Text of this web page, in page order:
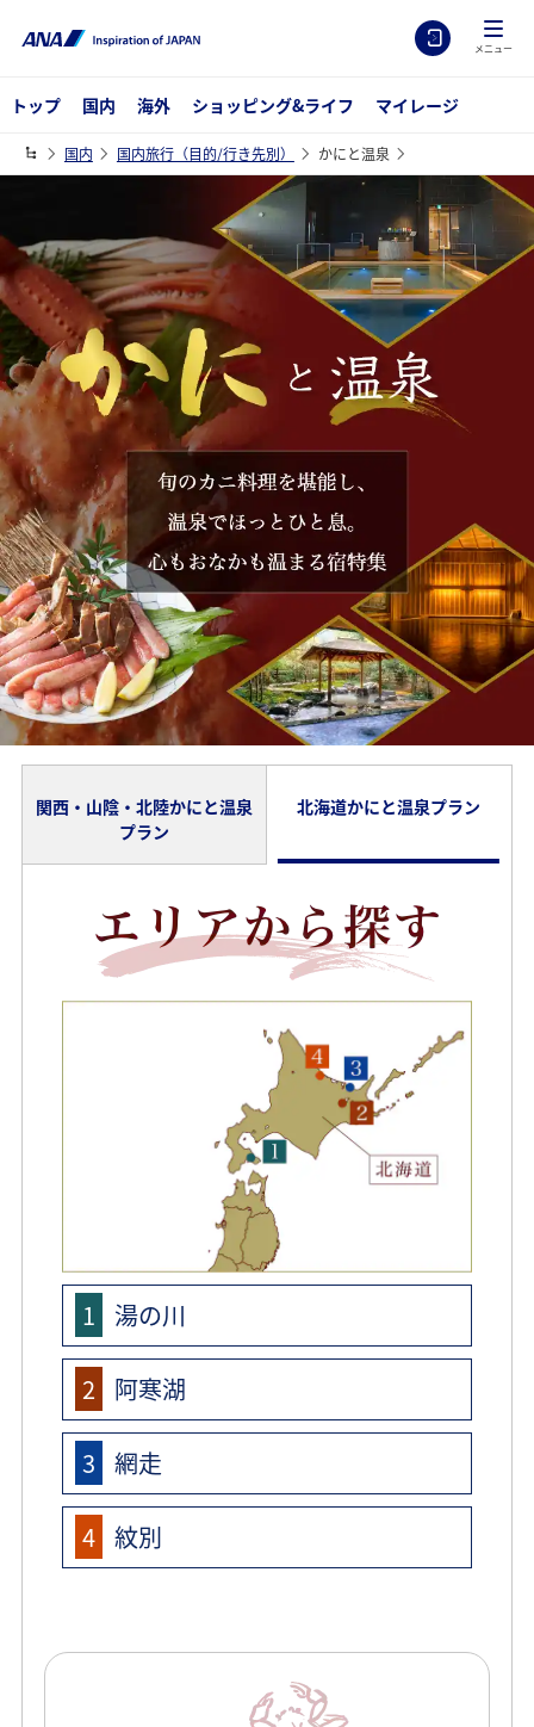
メニュー
トップ 国内 海外 ショッピング&ライフ マイレージ
国内 国内旅行（目的/行き先別） かにと温泉
関西・山陰・北陸かにと温泉
プラン
北海道かにと温泉プラン
湯の川
阿寒湖
網走
紋別